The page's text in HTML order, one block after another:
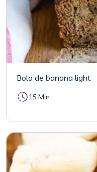
Bolo de banana light
15 Min